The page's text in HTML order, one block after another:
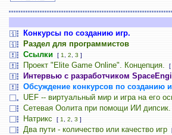
Конкурсы по созданию игр.
Раздел для программистов
Ссылки [ 1 2 3 ]
Проект "Elite Game Online". Концепция. [
Интервью с разработчиком
Обсуждение конкурсов по созданию
UEF -- виртуальный мир и игра на его
Сетевая Оолита при помощи ИИ дипсик.
Натрикс [ 1 2 3 ]
Два пути - количество или качество игр